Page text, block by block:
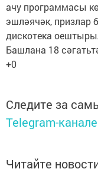
ачу программасы
эшләячәк, призлар
дискотека
Башлана 18
+0
Следите за
Telegram-канале
Читайте